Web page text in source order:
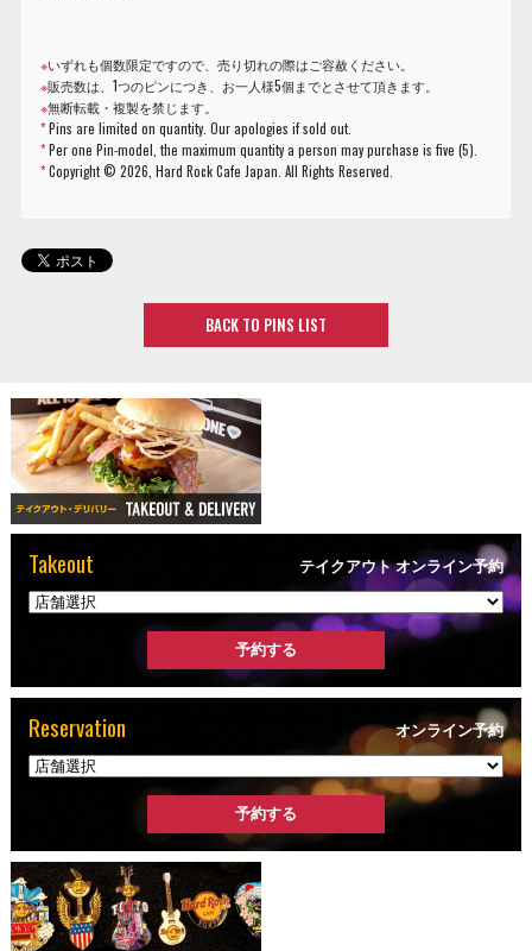
※いずれも個数限定ですので、売り切れの際はご容赦ください。
※販売数は、1つのピンにつき、お一人様5個までとさせて頂きます。
※無断転載・複製を禁じます。
*Pins are limited on quantity. Our apologies if sold out.
*Per one Pin-model, the maximum quantity a person may purchase is five (5).
*Copyright ©2026, Hard Rock Cafe Japan. All Rights Reserved.
BACK TO PINS LIST
Takeout テイクアウト オンライン予約
Reservation オンライン予約